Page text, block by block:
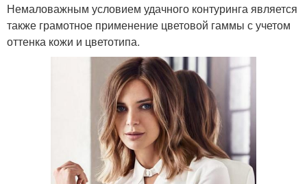
Немаловажным условием удачного контуринга является
также грамотное применение цветовой гаммы с учетом
оттенка кожи и цветотипа.